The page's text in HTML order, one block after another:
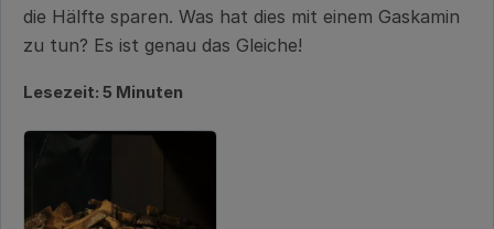
die Hälfte sparen. Was hat dies mit einem Gaskamin
zu tun? Es ist genau das Gleiche!
Lesezeit: 5 Minuten